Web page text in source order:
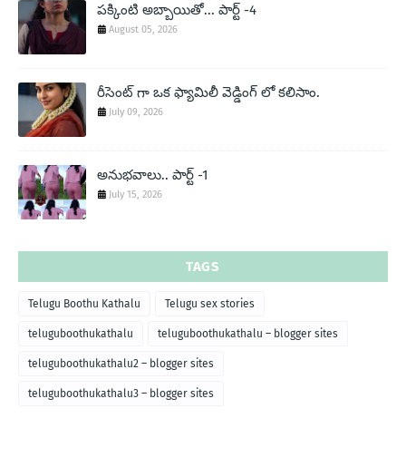
పక్కింటి అబ్బాయితో... పార్ట్ -4
August 05, 2026
రీసెంట్ గా ఒక ఫ్యామిలీ వెడ్డింగ్ లో కలిసాం.
July 09, 2026
అనుభవాలు.. పార్ట్ -1
July 15, 2026
TAGS
Telugu Boothu Kathalu Telugu sex stories
teluguboothukathalu teluguboothukathalu – blogger sites
teluguboothukathalu2 – blogger sites
teluguboothukathalu3 – blogger sites